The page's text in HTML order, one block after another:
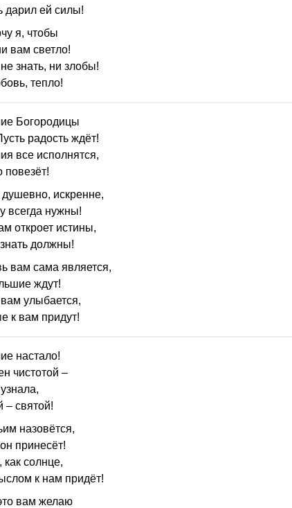
дарил ей силы!
я, чтобы
вам светло!
знать, ни злобы!
тепло!
Богородицы
радость ждёт!
все исполнятся,
повезёт!
искренне,
всегда нужны!
откроет истины,
должны!
вам сама является,
ждут!
улыбается,
к вам придут!
настало!
чистотой –
– святой!
назовётся,
принесёт!
как солнце,
к нам придёт!
вам желаю